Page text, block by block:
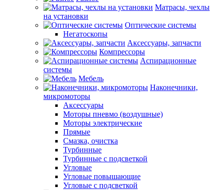
Матрасы, чехлы
на установки
Оптические системы
Негатоскопы
Аксессуары, запчасти
Компрессоры
Аспирационные
системы
Мебель
Наконечники,
микромоторы
Аксессуары
Моторы пневмо (воздушные)
Моторы электрические
Прямые
Смазка, очистка
Турбинные
Турбинные с подсветкой
Угловые
Угловые повышающие
Угловые с подсветкой